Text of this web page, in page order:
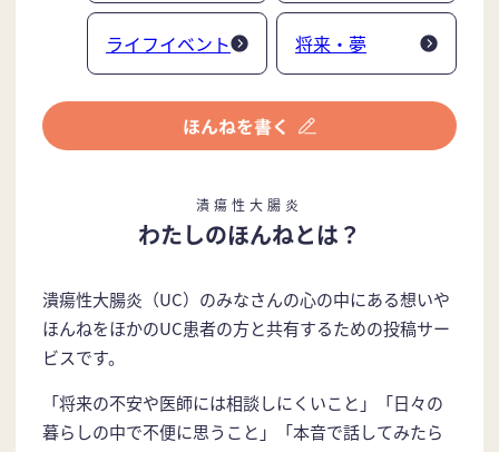
ライフイベント 将来・夢
潰瘍性大腸炎
わたしのほんねとは？
潰瘍性大腸炎（UC）のみなさんの心の中にある想いや
ほんねをほかのUC患者の方と共有するための投稿サー
ビスです。
「将来の不安や医師には相談しにくいこと」「日々の
暮らしの中で不便に思うこと」「本音で話してみたら